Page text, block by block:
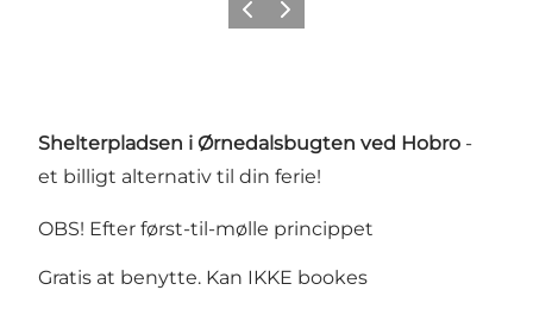
Forrige billede
Næste billede
Shelterpladsen i Ørnedalsbugten ved Hobro -
et billigt alternativ til din ferie!
OBS! Efter først-til-mølle princippet
Gratis at benytte. Kan IKKE bookes